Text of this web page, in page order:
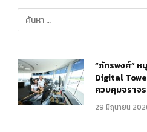
“ภัทรพงศ์” ห
Digital
ควบคุมจราจ
29 มิถุนายน